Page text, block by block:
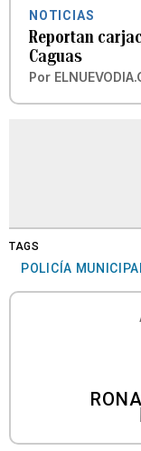
NOTICIAS
Reportan
Caguas
Por
TAGS
POLICÍA